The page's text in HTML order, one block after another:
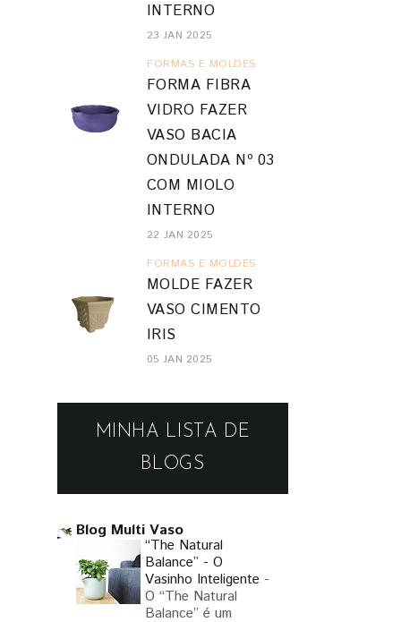
INTERNO
23 JAN 2025
FORMAS E MOLDES
FORMA FIBRA
VIDRO FAZER
VASO BACIA
ONDULADA Nº 03
COM MIOLO
INTERNO
22 JAN 2025
FORMAS E MOLDES
MOLDE FAZER
VASO CIMENTO
IRIS
05 JAN 2025
MINHA LISTA DE
BLOGS
Blog Multi Vaso
“The Natural
Balance” - O
Vasinho Inteligente -
O “The Natural
Balance” é um